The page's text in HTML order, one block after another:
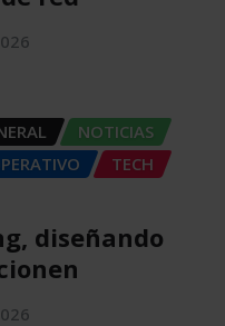
NOTICIAS
TECH
diseñando